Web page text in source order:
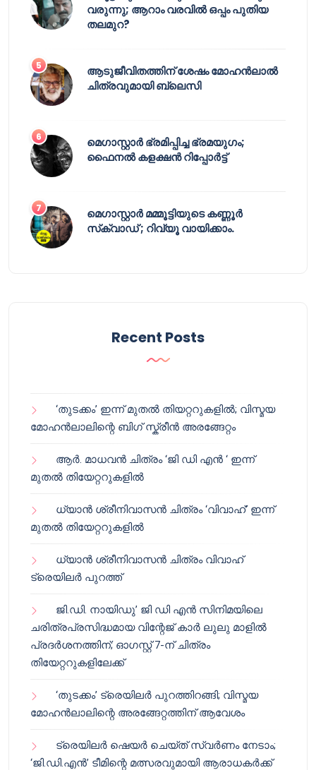
വരുന്നു; ആറാം വരവിൽ ഒപ്പം പുതിയ
തലമുറ?
ആടുജീവിതത്തിന് ശേഷം മോഹൻലാൽ
ചിത്രവുമായി ബ്ലെസി
മെഗാസ്റ്റാർ ഭ്രമിപ്പിച്ച ഭ്രമയുഗം;
ഫൈനൽ കളക്ഷൻ റിപ്പോർട്ട്
മെഗാസ്റ്റാർ മമ്മൂട്ടിയുടെ കണ്ണൂർ
സ്‌ക്വാഡ് ; റിവ്യൂ വായിക്കാം.
Recent Posts
‘തുടക്കം’ ഇന്ന് മുതൽ തിയറ്ററുകളിൽ; വിസ്മയ
മോഹൻലാലിന്റെ ബിഗ് സ്ക്രീൻ അരങ്ങേറ്റം
ആർ. മാധവൻ ചിത്രം ‘ജി ഡി എൻ ‘ ഇന്ന്
മുതൽ തിയേറ്ററുകളിൽ
ധ്യാൻ ശ്രീനിവാസൻ ചിത്രം ‘വിവാഹ്’ ഇന്ന്
മുതൽ തിയേറ്ററുകളിൽ
ധ്യാൻ ശ്രീനിവാസൻ ചിത്രം വിവാഹ്
ട്രെയിലർ പുറത്ത്
ജി.ഡി. നായിഡു’ ജി ഡി എൻ സിനിമയിലെ
ചരിത്രപ്രസിദ്ധമായ വിന്റേജ് കാർ ലുലു മാളിൽ
പ്രദർശനത്തിന്; ഓഗസ്റ്റ് 7-ന് ചിത്രം
തിയേറ്ററുകളിലേക്ക്
‘തുടക്കം’ ട്രെയിലർ പുറത്തിറങ്ങി; വിസ്മയ
മോഹൻലാലിന്റെ അരങ്ങേറ്റത്തിന് ആവേശം
ട്രെയിലർ ഷെയർ ചെയ്‌ത് സ്വർണം നേടാം;
‘ജി.ഡി.എൻ’ ടീമിന്റെ മത്സരവുമായി ആരാധകർക്ക്